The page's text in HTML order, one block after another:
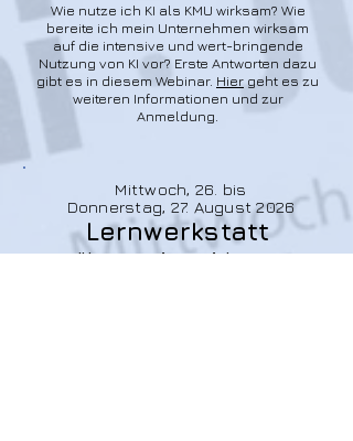
Wie nutze ich KI als KMU wirksam? Wie
bereite ich mein Unternehmen wirksam
auf die intensive und wert-bringende
Nutzung von KI vor? Erste Antworten dazu
gibt es in diesem Webinar. Hier geht es zu
weiteren Informationen und zur
Anmeldung.
Mittwoch, 26. bis
Donnerstag, 27. August 2026
Lernwerkstatt
"Innovation wirksam